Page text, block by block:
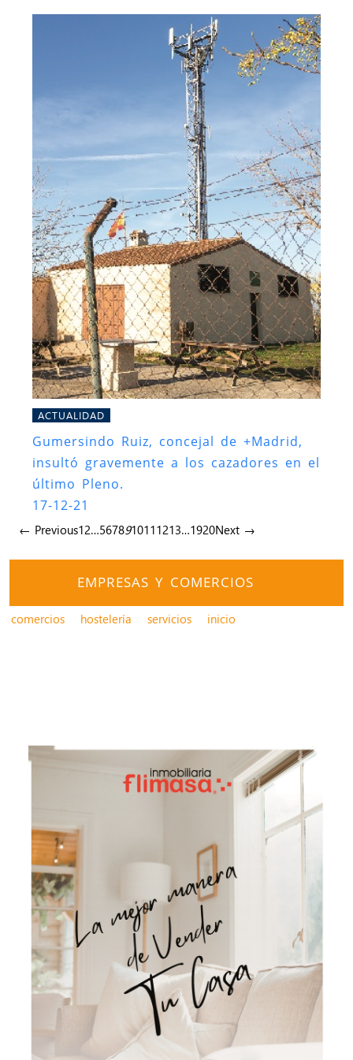
ACTUALIDAD
Gumersindo Ruiz, concejal de +Madrid,
insultó gravemente a los cazadores en el
último Pleno.
17-12-21
← Previous12…5678910111213…1920Next →
EMPRESAS Y COMERCIOS
comercios hostelería servicios inicio